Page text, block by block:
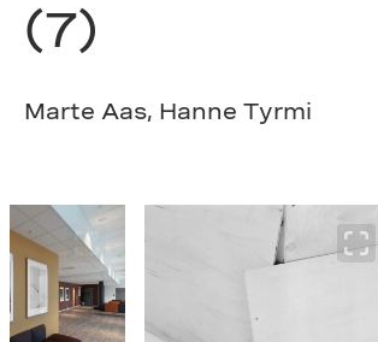
(7)
Marte Aas, Hanne Tyrmi